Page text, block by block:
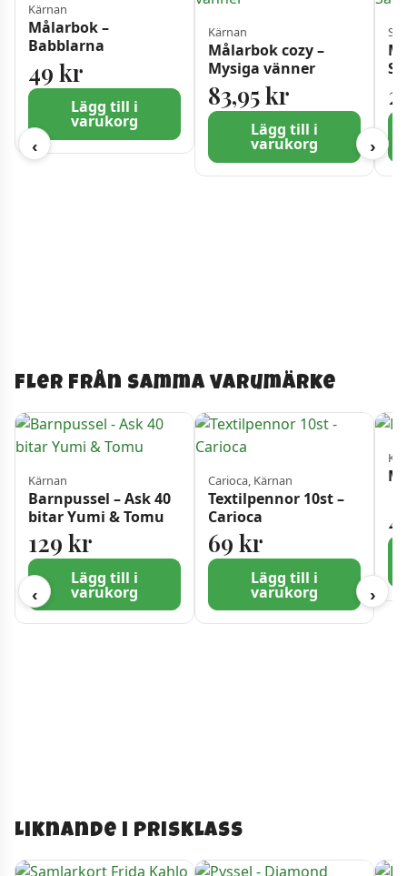
‹
Kärnan
Målarbok –
Babblarna
49 kr
Lägg till i
varukorg
Kärnan
Målarbok cozy –
Mysiga vänner
83,95kr
Lägg till i
varukorg ›
Fler från samma varumärke
‹
Kärnan
Barnpussel – Ask 40
bitar Yumi & Tomu
129 kr
Lägg till i
varukorg
Carioca, Kärnan
Textilpennor 10st –
Carioca
69 kr
Lägg till i
varukorg ›
Liknande i prisklass